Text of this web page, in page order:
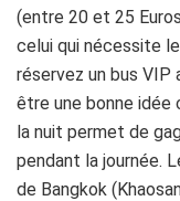
(entre 20 et 25
celui qui nécessite
réservez un bus VIP
être une bonne
la nuit permet de
pendant la journée.
de Bangkok